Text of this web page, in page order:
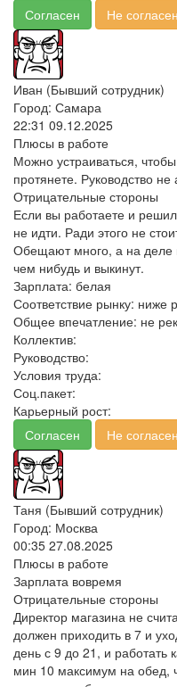
Согласен
Не согласен
Иван (Бывший сотрудник)
Город: Самара
22:31 09.12.2025
Плюсы в работе
Можно устраиваться,
протянете. Руководство
Отрицательные стороны
Если вы работаете и
не идти. Ради этого не
Обещают много, а на деле
чем нибудь и выкинут.
Зарплата: белая
Соответствие рынку: ниже
Общее впечатление: не
Коллектив:
Руководство:
Условия труда:
Соц.пакет:
Карьерный рост:
Согласен
Не согласен
Таня (Бывший сотрудник)
Город: Москва
00:35 27.08.2025
Плюсы в работе
Зарплата вовремя
Отрицательные стороны
Директор магазина не
должен приходить в 7 и
день с 9 до 21, и работать
мин 10 максимум на обед,